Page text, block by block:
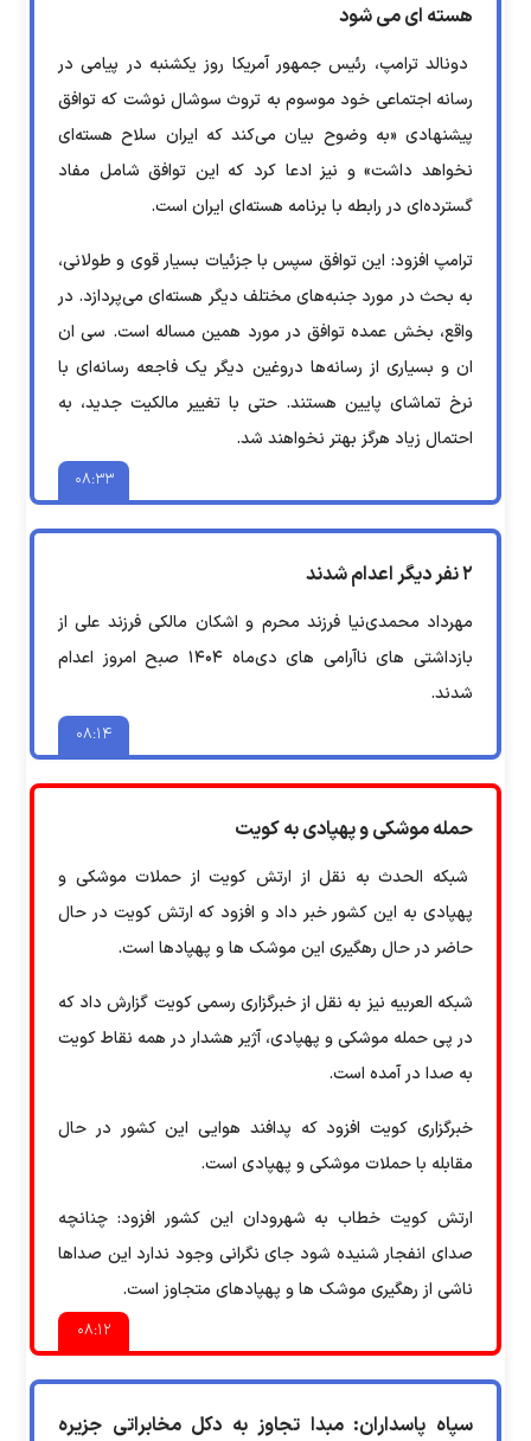
هسته ای می شود
۰۸:۳۳
دونالد ترامپ، رئیس جمهور آمریکا روز یکشنبه در پیامی در
رسانه اجتماعی خود موسوم به تروث سوشال نوشت که توافق
پیشنهادی «به وضوح بیان می‌کند که ایران سلاح هسته‌ای
نخواهد داشت» و نیز ادعا کرد که این توافق شامل مفاد
گسترده‌ای در رابطه با برنامه هسته‌ای ایران است.
ترامپ افزود: این توافق سپس با جزئیات بسیار قوی و طولانی،
به بحث در مورد جنبه‌های مختلف دیگر هسته‌ای می‌پردازد. در
واقع، بخش عمده توافق در مورد همین مساله است. سی ان
ان و بسیاری از رسانه‌ها دروغین دیگر یک فاجعه رسانه‌ای با
نرخ تماشای پایین هستند. حتی با تغییر مالکیت جدید، به
احتمال زیاد هرگز بهتر نخواهند شد.
۲ نفر دیگر اعدام شدند
۰۸:۱۴
مهرداد محمدی‌نیا فرزند محرم و اشکان مالکی فرزند علی از
بازداشتی های ناآرامی های دی‌ماه ۱۴۰۴ صبح امروز اعدام
شدند.
حمله موشکی و پهپادی به کویت
۰۸:۱۲
شبکه الحدث به نقل از ارتش کویت از حملات موشکی و
پهپادی به این کشور خبر داد و افزود که ارتش کویت در حال
حاضر در حال رهگیری این موشک ها و پهپادها است.
شبکه العربیه نیز به نقل از خبرگزاری رسمی کویت گزارش داد که
در پی حمله موشکی و پهپادی، آژیر هشدار در همه نقاط کویت
به صدا در آمده است.
خبرگزاری کویت افزود که پدافند هوایی این کشور در حال
مقابله با حملات موشکی و پهپادی است.
ارتش کویت خطاب به شهرودان این کشور افزود: چنانچه
صدای انفجار شنیده شود جای نگرانی وجود ندارد این صداها
ناشی از رهگیری موشک ها و پهپادهای متجاوز است.
سپاه پاسداران: مبدا تجاوز به دکل مخابراتی جزیره